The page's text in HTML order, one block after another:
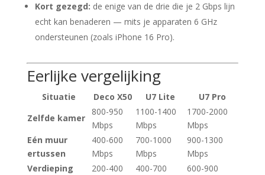
Kort gezegd: de enige van de drie die je 2 Gbps lijn
echt kan benaderen — mits je apparaten 6 GHz
ondersteunen (zoals iPhone 16 Pro).
Eerlijke vergelijking
Situatie Deco X50 U7 Lite
U7 Pro
Zelfde kamer
800-950
Mbps
1100-1400
Mbps
1700-2000
Mbps
Eén muur
ertussen
400-600
Mbps
700-1000
Mbps
900-1300
Mbps
Verdieping
200-400
400-700
600-900